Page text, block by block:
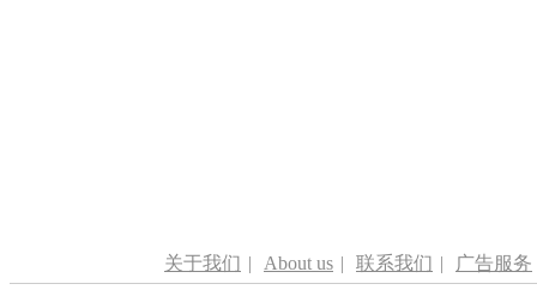
关于我们 | About us | 联系我们 | 广告服务